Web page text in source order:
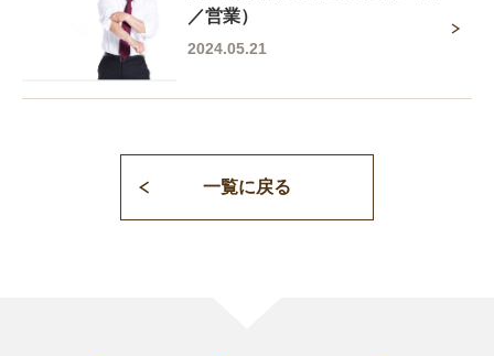
／営業）
2024.05.21
一覧に戻る